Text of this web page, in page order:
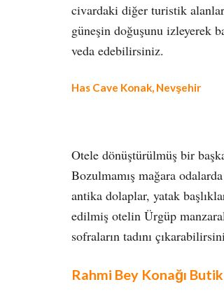
civardaki diğer turistik
güneşin doğuşunu izleyerek
veda edebilirsiniz.
Has Cave Konak, Nevşehir
Otele dönüştürülmüş bir
Bozulmamış mağara
antika dolaplar, yatak
edilmiş otelin Ürgüp
sofraların tadını
Rahmi Bey Konağı